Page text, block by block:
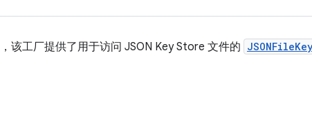
该工厂提供了用于访问 JSON Key Store 文件的